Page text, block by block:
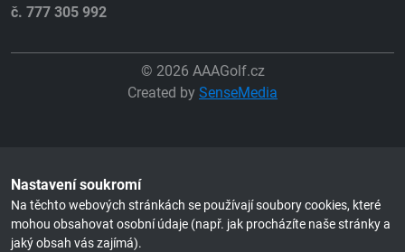
č. 777 305 992
© 2026 AAAGolf.cz
Created by SenseMedia
Nastavení soukromí
Na těchto webových stránkách se používají soubory cookies, které
mohou obsahovat osobní údaje (např. jak procházíte naše stránky a
jaký obsah vás zajímá).